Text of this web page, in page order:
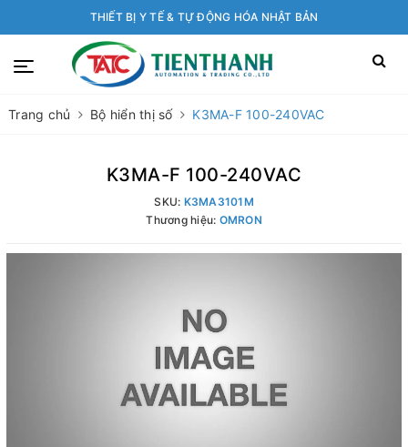
THIẾT BỊ Y TẾ & TỰ ĐỘNG HÓA NHẬT BẢN
Trang chủ Bộ hiển thị số K3MA-F 100-240VAC
K3MA-F 100-240VAC
SKU: K3MA3101M
Thương hiệu: OMRON